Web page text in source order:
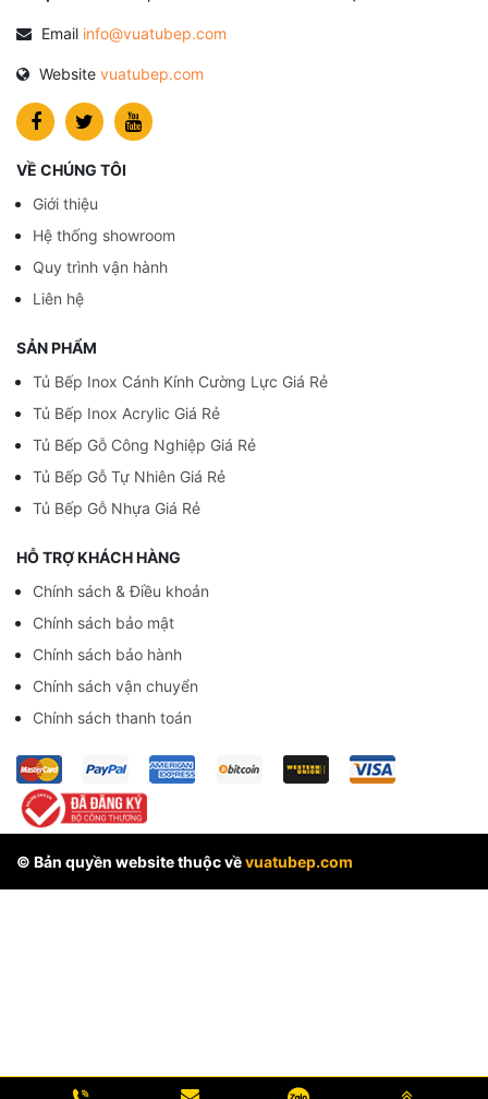
Email info@vuatubep.com
Website vuatubep.com
VỀ CHÚNG TÔI
Giới thiệu
Hệ thống showroom
Quy trình vận hành
Liên hệ
SẢN PHẨM
Tủ Bếp Inox Cánh Kính Cường Lực Giá Rẻ
Tủ Bếp Inox Acrylic Giá Rẻ
Tủ Bếp Gỗ Công Nghiệp Giá Rẻ
Tủ Bếp Gỗ Tự Nhiên Giá Rẻ
Tủ Bếp Gỗ Nhựa Giá Rẻ
HỖ TRỢ KHÁCH HÀNG
Chính sách & Điều khoản
Chính sách bảo mật
Chính sách bảo hành
Chính sách vận chuyển
Chính sách thanh toán
© Bản quyền website thuộc vềvuatubep.com